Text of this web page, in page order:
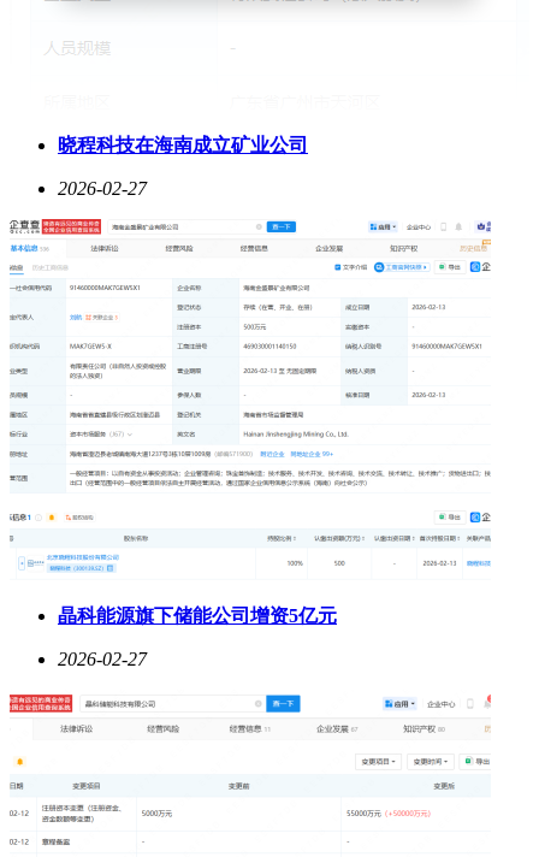
晓程科技在海南成立矿业公司
2026-02-27
晶科能源旗下储能公司增资5亿元
2026-02-27